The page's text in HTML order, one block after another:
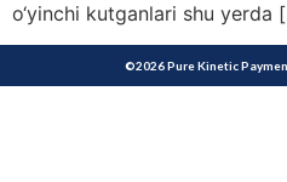
o‘yinchi kutganlari shu yerda
©2026 Pure Kinetic